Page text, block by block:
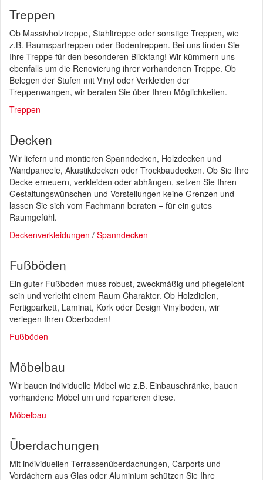
Treppen
Ob Massivholztreppe, Stahltreppe oder sonstige Treppen, wie
z.B. Raumspartreppen oder Bodentreppen. Bei uns finden Sie
Ihre Treppe für den besonderen Blickfang! Wir kümmern uns
ebenfalls um die Renovierung ihrer vorhandenen Treppe. Ob
Belegen der Stufen mit Vinyl oder Verkleiden der
Treppenwangen, wir beraten Sie über Ihren Möglichkeiten.
Treppen
Decken
Wir liefern und montieren Spanndecken, Holzdecken und
Wandpaneele, Akustikdecken oder Trockbaudecken. Ob Sie Ihre
Decke erneuern, verkleiden oder abhängen, setzen Sie Ihren
Gestaltungswünschen und Vorstellungen keine Grenzen und
lassen Sie sich vom Fachmann beraten – für ein gutes
Raumgefühl.
Deckenverkleidungen / Spanndecken
Fußböden
Ein guter Fußboden muss robust, zweckmäßig und pflegeleicht
sein und verleiht einem Raum Charakter. Ob Holzdielen,
Fertigparkett, Laminat, Kork oder Design Vinylboden, wir
verlegen Ihren Oberboden!
Fußböden
Möbelbau
Wir bauen individuelle Möbel wie z.B. Einbauschränke, bauen
vorhandene Möbel um und reparieren diese.
Möbelbau
Überdachungen
Mit individuellen Terrassenüberdachungen, Carports und
Vordächern aus Glas oder Aluminium schützen Sie Ihre